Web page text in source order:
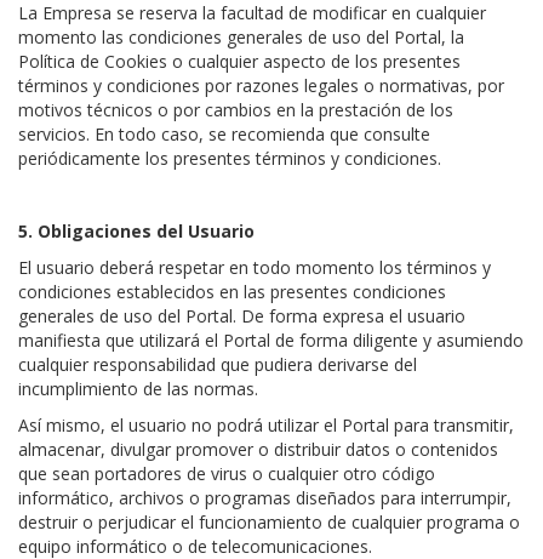
La Empresa se reserva la facultad de modificar en cualquier
momento las condiciones generales de uso del Portal, la
Política de Cookies o cualquier aspecto de los presentes
términos y condiciones por razones legales o normativas, por
motivos técnicos o por cambios en la prestación de los
servicios. En todo caso, se recomienda que consulte
periódicamente los presentes términos y condiciones.
5. Obligaciones del Usuario
El usuario deberá respetar en todo momento los términos y
condiciones establecidos en las presentes condiciones
generales de uso del Portal. De forma expresa el usuario
manifiesta que utilizará el Portal de forma diligente y asumiendo
cualquier responsabilidad que pudiera derivarse del
incumplimiento de las normas.
Así mismo, el usuario no podrá utilizar el Portal para transmitir,
almacenar, divulgar promover o distribuir datos o contenidos
que sean portadores de virus o cualquier otro código
informático, archivos o programas diseñados para interrumpir,
destruir o perjudicar el funcionamiento de cualquier programa o
equipo informático o de telecomunicaciones.